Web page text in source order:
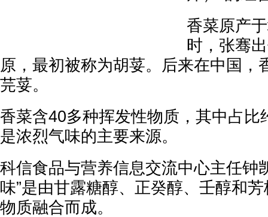
香菜原产
时，张骞
原，最初被称为胡荽。后来在中国，
芫荽。
香菜含40多种挥发性物质，其中占比
是浓烈气味的主要来源。
科信食品与营养信息交流中心主任钟
味”是由甘露糖醇、正癸醇、壬醇和
物质融合而成。